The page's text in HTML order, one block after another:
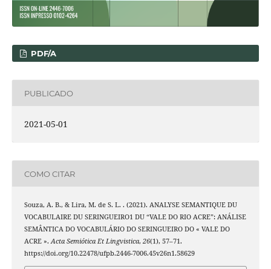
PDF/A
PUBLICADO
2021-05-01
COMO CITAR
Souza, A. B., & Lira, M. de S. L. . (2021). ANALYSE SEMANTIQUE DU
VOCABULAIRE DU SERINGUEIRO1 DU “VALE DO RIO ACRE”: ANÁLISE
SEMÂNTICA DO VOCABULÁRIO DO SERINGUEIRO DO « VALE DO
ACRE ».Acta Semiótica Et Lingvistica, 26(1), 57–71.
https://doi.org/10.22478/ufpb.2446-7006.45v26n1.58629